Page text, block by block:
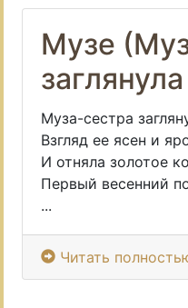
Музе
Муза-сестра
Взгляд ее ясен и
И отняла золотое
Первый весенний
...
Читать